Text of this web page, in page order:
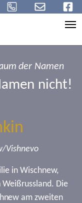
der Namen
nicht!
Vishnevo
in Wischnew,
Die
am zweiten